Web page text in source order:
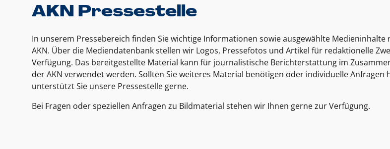
AKN Pressestelle
In unserem Pressebereich finden Sie wichtige Informationen sowie ausgewählte Medieninhalte
AKN. Über die Mediendatenbank stellen wir Logos, Pressefotos und Artikel für redaktionelle
Verfügung. Das bereitgestellte Material kann für journalistische Berichterstattung im
der AKN verwendet werden. Sollten Sie weiteres Material benötigen oder individuelle Anfragen
unterstützt Sie unsere Pressestelle gerne.
Bei Fragen oder speziellen Anfragen zu Bildmaterial stehen wir Ihnen gerne zur Verfügung.